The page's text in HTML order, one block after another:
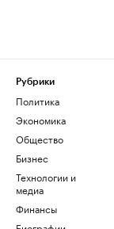
Рубрики
Политика
Экономика
Общество
Бизнес
Технологии и
медиа
Финансы